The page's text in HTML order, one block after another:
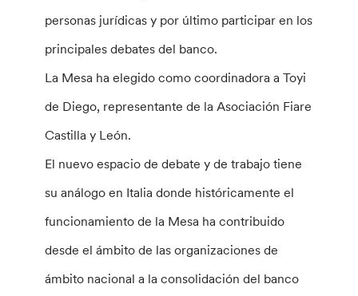
personas jurídicas y por último participar en los
principales debates del banco.
La Mesa ha elegido como coordinadora a Toyi
de Diego, representante de la Asociación Fiare
Castilla y León.
El nuevo espacio de debate y de trabajo tiene
su análogo en Italia donde históricamente el
funcionamiento de la Mesa ha contribuido
desde el ámbito de las organizaciones de
ámbito nacional a la consolidación del banco